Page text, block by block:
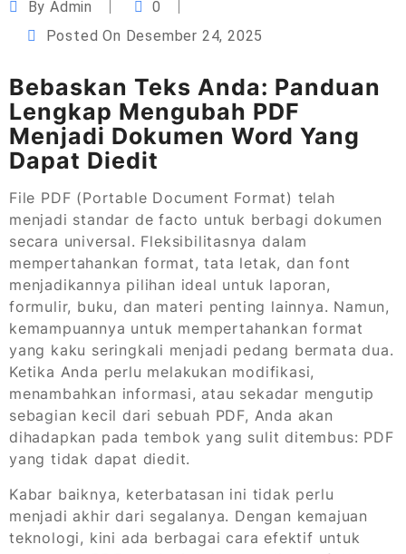
ByAdmin
0
Posted On Desember 24, 2025
Bebaskan Teks Anda: Panduan
Lengkap Mengubah PDF
Menjadi Dokumen Word Yang
Dapat Diedit
File PDF (Portable Document Format) telah
menjadi standar de facto untuk berbagi dokumen
secara universal. Fleksibilitasnya dalam
mempertahankan format, tata letak, dan font
menjadikannya pilihan ideal untuk laporan,
formulir, buku, dan materi penting lainnya. Namun,
kemampuannya untuk mempertahankan format
yang kaku seringkali menjadi pedang bermata dua.
Ketika Anda perlu melakukan modifikasi,
menambahkan informasi, atau sekadar mengutip
sebagian kecil dari sebuah PDF, Anda akan
dihadapkan pada tembok yang sulit ditembus: PDF
yang tidak dapat diedit.
Kabar baiknya, keterbatasan ini tidak perlu
menjadi akhir dari segalanya. Dengan kemajuan
teknologi, kini ada berbagai cara efektif untuk